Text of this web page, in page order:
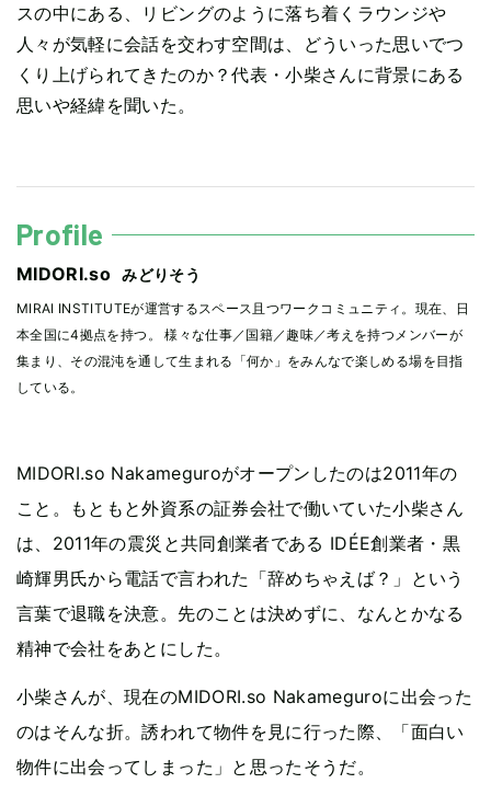
スの中にある、リビングのように落ち着くラウンジや
人々が気軽に会話を交わす空間は、どういった思いでつ
くり上げられてきたのか？代表・小柴さんに背景にある
思いや経緯を聞いた。
Profile
MIDORI.so みどりそう
MIRAI INSTITUTEが運営するスペース且つワークコミュニティ。現在、日
本全国に4拠点を持つ。 様々な仕事／国籍／趣味／考えを持つメンバーが
集まり、その混沌を通して生まれる「何か」をみんなで楽しめる場を目指
している。
MIDORI.so Nakameguroがオープンしたのは2011年の
こと。もともと外資系の証券会社で働いていた小柴さん
は、2011年の震災と共同創業者である IDÉE創業者・黒
崎輝男氏から電話で言われた「辞めちゃえば？」という
言葉で退職を決意。先のことは決めずに、なんとかなる
精神で会社をあとにした。
小柴さんが、現在のMIDORI.so Nakameguroに出会った
のはそんな折。誘われて物件を見に行った際、「面白い
物件に出会ってしまった」と思ったそうだ。